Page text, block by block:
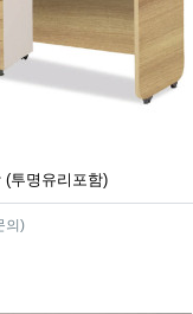
(투명유리포함)
의)